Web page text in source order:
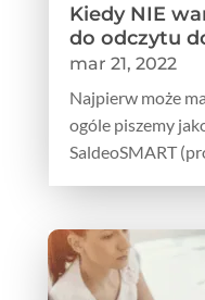
Kiedy NIE
do odczytu
mar 21, 2022
Najpierw może
ogóle piszemy
SaldeoSMART